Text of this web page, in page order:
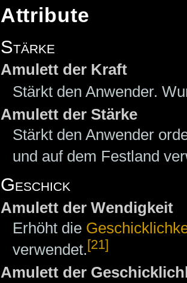
Attribute
Stärke
Amulett der Kraft
Stärkt den Anwender.
Amulett der Stärke
Stärkt den Anwender
und auf dem Festland
Geschick
Amulett der Wendigkeit
Erhöht die
verwendet.[21]
Amulett der